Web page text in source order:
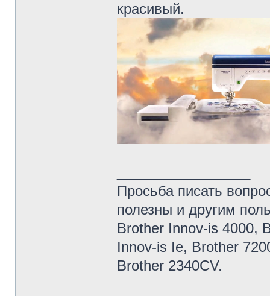
красивый.
Просьба писать
полезны и другим
Brother Innov-is 4000,
Innov-is Ie, Brother
Brother 2340CV.